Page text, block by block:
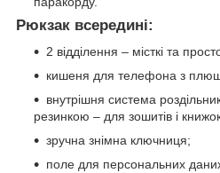
Рюкзак всередині:
2 відділення – місткі та
кишеня для телефона з
внутрішня система
резинкою – для зошитів і
зручна знімна ключниця;
поле для персональних